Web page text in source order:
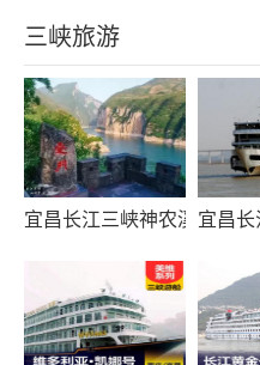
三峡旅游
宜昌长江三峡神农溪白帝城
宜昌